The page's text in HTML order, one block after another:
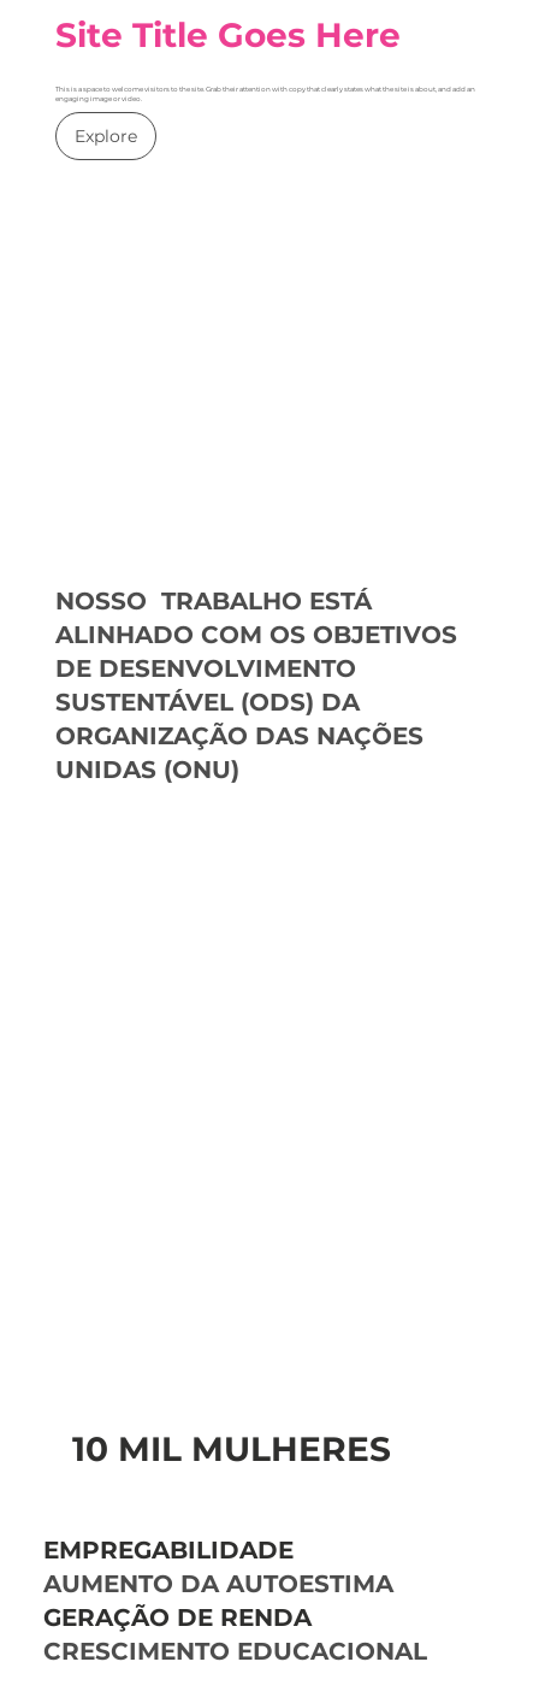
Site Title Goes Here
This is a space to welcome visitors to the site. Grab their attention with copy that clearly states what the site is about, and add an
engaging image or video.
Explore
NOSSO TRABALHO ESTÁ
ALINHADO COM OS OBJETIVOS
DE DESENVOLVIMENTO
SUSTENTÁVEL (ODS) DA
ORGANIZAÇÃO DAS NAÇÕES
UNIDAS (ONU)
10 MIL MULHERES
EMPREGABILIDADE
AUMENTO DA AUTOESTIMA
GERAÇÃO DE RENDA
CRESCIMENTO EDUCACIONAL